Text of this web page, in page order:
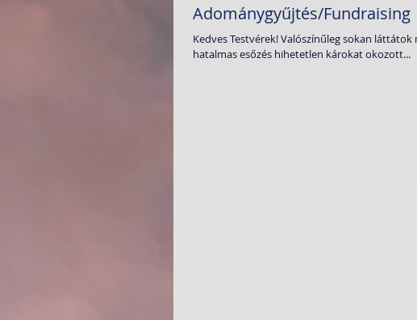
Adománygyűjtés/Fundraising
Kedves Testvérek! Valószínűleg sokan
hatalmas esőzés hihetetlen károkat okozott...